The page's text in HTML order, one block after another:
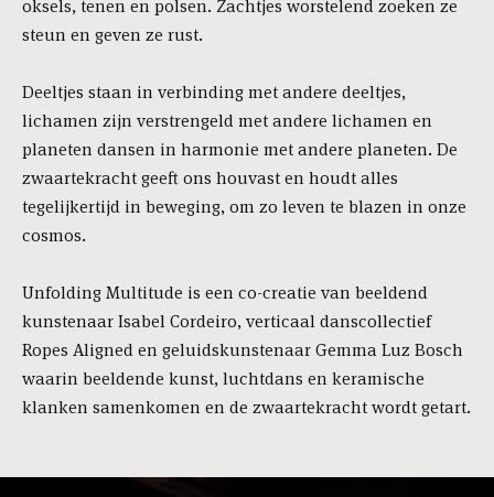
oksels, tenen en polsen. Zachtjes worstelend zoeken ze
steun en geven ze rust.
Deeltjes staan in verbinding met andere deeltjes,
lichamen zijn verstrengeld met andere lichamen en
planeten dansen in harmonie met andere planeten. De
zwaartekracht geeft ons houvast en houdt alles
tegelijkertijd in beweging, om zo leven te blazen in onze
cosmos.
Unfolding Multitude is een co-creatie van beeldend
kunstenaar Isabel Cordeiro, verticaal danscollectief
Ropes Aligned en geluidskunstenaar Gemma Luz Bosch
waarin beeldende kunst, luchtdans en keramische
klanken samenkomen en de zwaartekracht wordt getart.